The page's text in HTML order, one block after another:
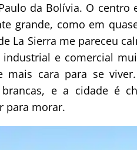
da Bolívia. O
grande, como em
La Sierra me pareceu
e comercial
mais cara para se
brancas, e a cidade é
para morar.